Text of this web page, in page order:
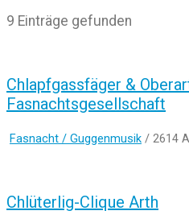
9 Einträge gefunden
Chlapfgassfäger &
Fasnachtsgesellschaft
Fasnacht / Guggenmusik / 2614
Chlüterlig-Clique Arth